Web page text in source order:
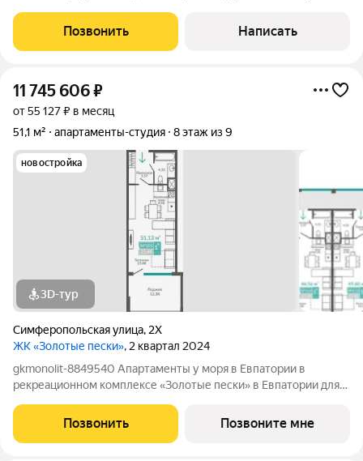
качественный, дорогой ремонт! Вся мебель и техника остается
новым хозяевам!
Позвонить Написать
11 745 606₽
от 55 127 ₽ в месяц
51,1 м²
апартаменты-студия 8 этаж из 9
новостройка
3D-тур
Симферопольская улица, 2Х
ЖК «Золотые пески», 2 квартал 2024
gkmonolit-8849540 Апартаменты у моря в Евпатории в
рекреационном комплексе «Золотые пески» в Евпатории для
ОГРАНИЧЕНО! Ввод в эксплуатацию - II кв. 2027 О
КОМПЛЕКСЕ. Комплекс апартаментов «Золотые пески» -
Позвонить Позвоните мне